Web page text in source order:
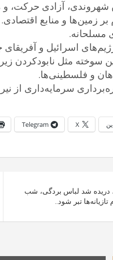
شهروندی، آزادی حرکت،
زمین‌ها و منابع اقتصادی.‏
مسلحانه.‏
اسرائیل و
سوخته مثل نابودکردن
و فلسطینی‌ها.‏
سرمایه‌داری از
X
Telegram
دریده شد لباس بردگی، شب
تبر شود..